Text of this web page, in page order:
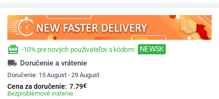
redeem -10% pre nových používateľov s kódom: NEWSK
local_shipping Doručenie a vrátenie
Doručenie: 15 August - 29 August
Cena za doručenie: 7.79€
Bezproblémové vrátenie